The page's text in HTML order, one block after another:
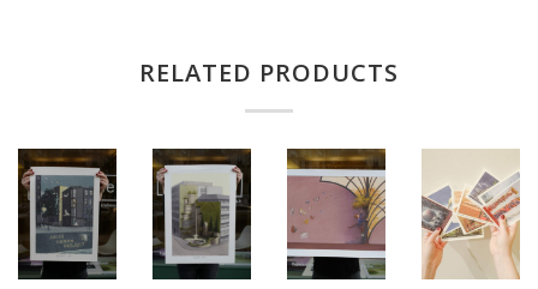
RELATED PRODUCTS